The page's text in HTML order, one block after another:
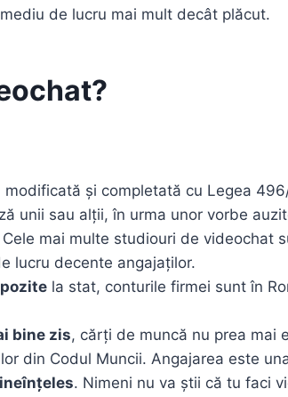
de lucru mai mult decât plăcut.
modificată și completată cu Legea
unii sau alții, în urma unor vorbe
Cele mai multe studiouri de videochat
lucru decente angajaților.
la stat, conturile firmei sunt în
bine zis, cărți de muncă nu prea mai
din Codul Muncii. Angajarea este
. Nimeni nu va știi că tu faci